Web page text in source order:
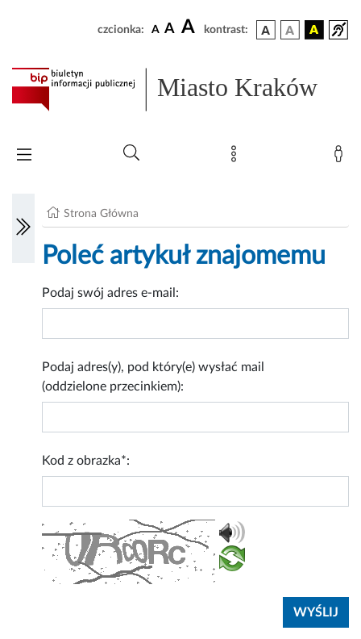
czcionka: A A A kontrast:
Miasto Kraków
Strona Główna
Poleć artykuł znajomemu
Podaj swój adres e-mail:
Podaj adres(y), pod który(e) wysłać mail
(oddzielone przecinkiem):
Kod z obrazka*: